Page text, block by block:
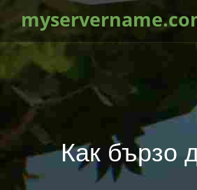
Как бързо